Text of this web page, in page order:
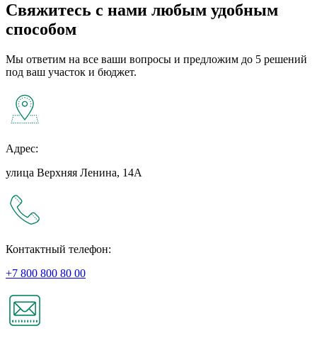
Свяжитесь с нами любым удобным
способом
Мы ответим на все ваши вопросы и предложим до 5 решений
под ваш участок и бюджет.
Адрес:
улица Верхняя Ленина, 14А
Контактный телефон:
+7 800 800 80 00